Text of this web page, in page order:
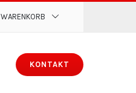
WARENKORB
KONTAKT